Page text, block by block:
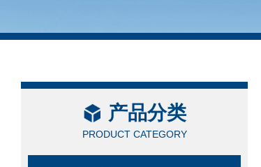
产品分类
PRODUCT CATEGORY